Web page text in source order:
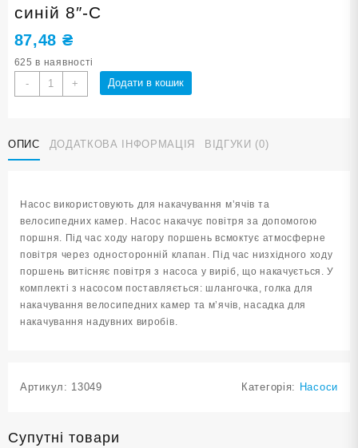
синій 8″-С
87,48 ₴
625 в наявності
-
Насос
ручний
8
дюймів
+ Додати в кошик
ОПИС ДОДАТКОВА ІНФОРМАЦІЯ ВІДГУКИ (0)
Насос використовують для накачування м’ячів та
велосипедних камер. Насос накачує повітря за допомогою
поршня. Під час ходу нагору поршень всмоктує атмосферне
повітря через односторонній клапан. Під час низхідного ходу
поршень витісняє повітря з насоса у виріб, що накачується. У
комплекті з насосом поставляється: шлангочка, голка для
накачування велосипедних камер та м’ячів, насадка для
накачування надувних виробів.
Артикул: 13049 Категорія: Насоси
Супутні товари